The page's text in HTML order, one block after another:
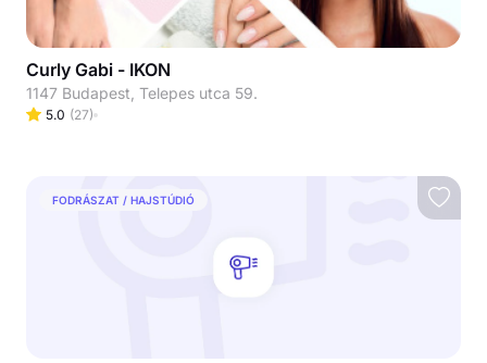
Curly Gabi - IKON
1147 Budapest, Telepes utca 59.
5.0 (27)
FODRÁSZAT / HAJSTÚDIÓ